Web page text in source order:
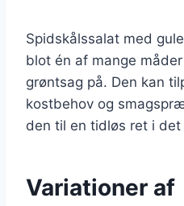
Spidskålssalat med
blot én af mange
grøntsag på. Den kan
kostbehov og
den til en tidløs ret i det
Variationer af